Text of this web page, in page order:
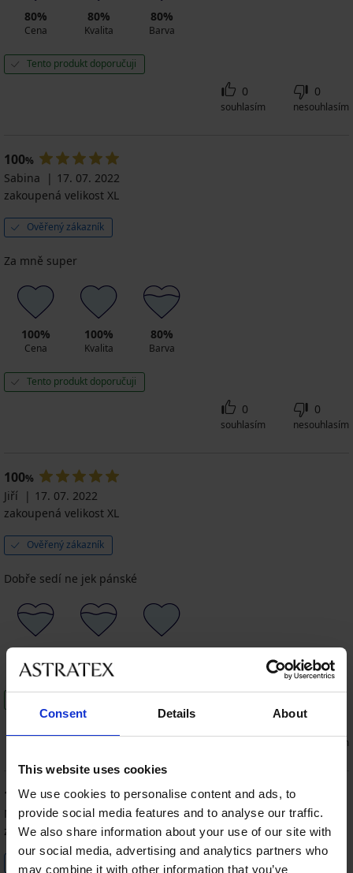
Consent Details About
This website uses cookies
We use cookies to personalise content and ads, to
provide social media features and to analyse our traffic.
We also share information about your use of our site with
our social media, advertising and analytics partners who
may combine it with other information that you’ve
80%
Cena
80%
Kvalita
80%
Barva
Tento produkt doporučuji
0
souhlasím
0
nesouhlasím
100%
Sabina
17. 07. 2022
zakoupená velikost XL
Ověřený zákazník
Za mně super
100%
Cena
100%
Kvalita
80%
Barva
Tento produkt doporučuji
0
souhlasím
0
nesouhlasím
100%
Jiří
17. 07. 2022
zakoupená velikost XL
Ověřený zákazník
Dobře sedí ne jek pánské
80%
Cena
80%
Kvalita
100%
nesouhlasím
100%
Martin
05. 07. 2022
zakoupená velikost M
Ověřený zákazník